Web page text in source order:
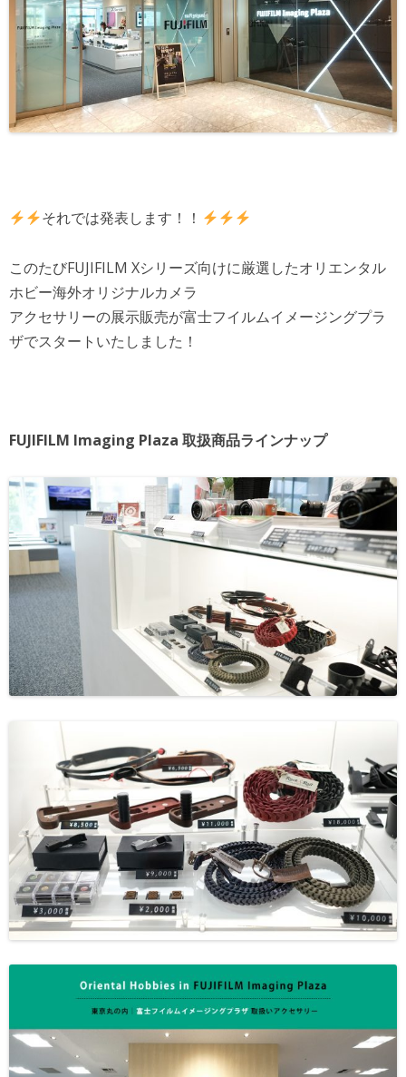
それでは発表します！！
このたびFUJIFILM Xシリーズ向けに厳選したオリエンタル
ホビー海外オリジナルカメラ
アクセサリーの展示販売が富士フイルムイメージングプラ
ザでスタートいたしました！
FUJIFILM Imaging Plaza 取扱商品ラインナップ